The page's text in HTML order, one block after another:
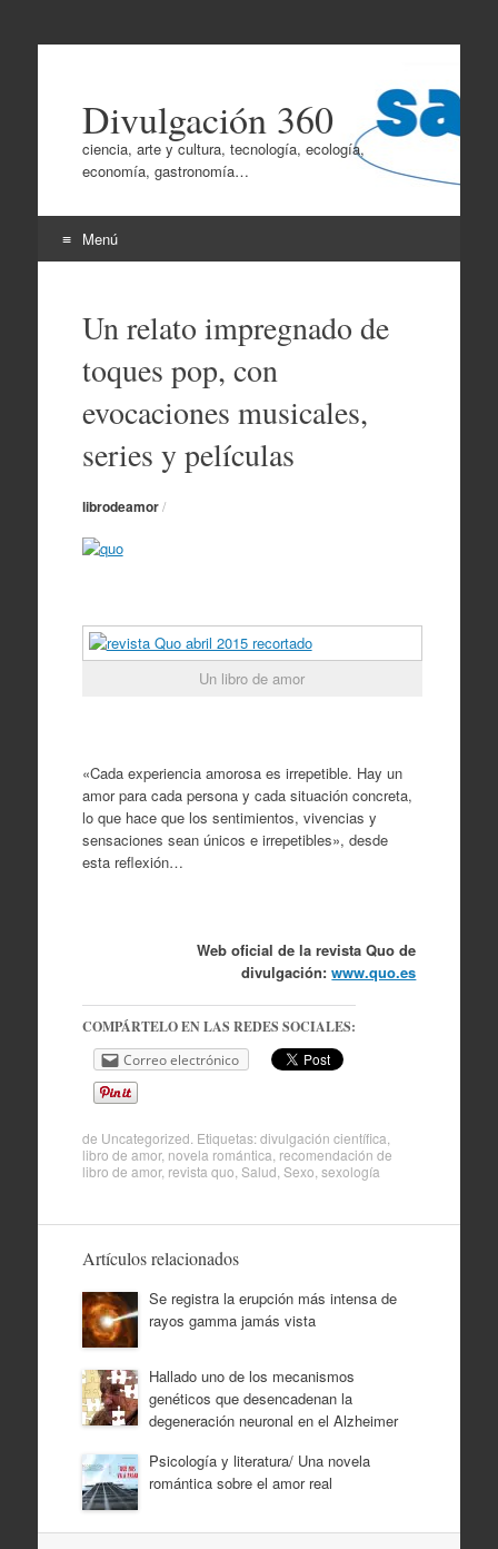
Divulgación 360
ciencia, arte y cultura, tecnología, ecología,
economía, gastronomía…
Menú
contenidoUn relato impregnado de
toques pop, con
evocaciones musicales,
series y películas
librodeamor/
Un libro de amor
«Cada experiencia amorosa es irrepetible. Hay un
amor para cada persona y cada situación concreta,
lo que hace que los sentimientos, vivencias y
sensaciones sean únicos e irrepetibles», desde
esta reflexión…
Web oficial de la revista Quo de
divulgación:www.quo.es
COMPÁRTELO EN LAS REDES SOCIALES:
Correo electrónico
de Uncategorized . Etiquetas:divulgación científica
libro de amor, novela romántica recomendación de
libro de amor, revista quo Salud Sexo sexología
Artículos relacionados
Se registra la erupción más intensa de
rayos gamma jamás vista
Hallado uno de los mecanismos
genéticos que desencadenan la
degeneración neuronal en el Alzheimer
Psicología y literatura/ Una novela
romántica sobre el amor real